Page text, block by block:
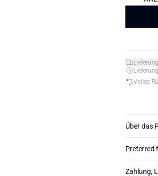
Volles
Über das
Preferred
Zahlung,